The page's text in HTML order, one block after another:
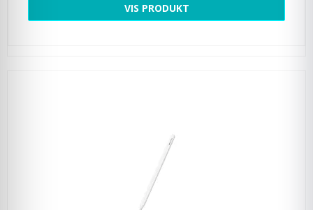
VIS PRODUKT